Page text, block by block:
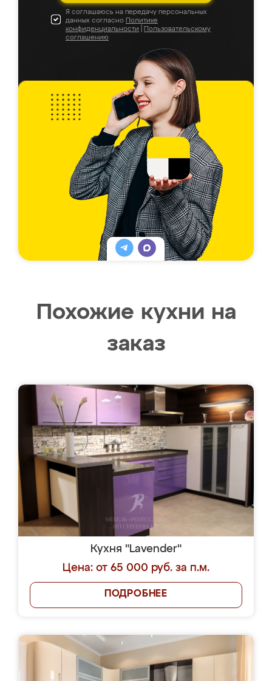
Я соглашаюсь на передачу персональных
данных согласно Политике
конфиденциальности
Пользовательскому
соглашению
Похожие кухни на
заказ
Кухня "Lavender"
Цена: от 65 000 руб. за п.м.
ПОДРОБНЕЕ